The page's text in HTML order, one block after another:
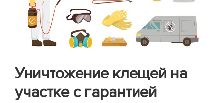
Уничтожение клещей на
участке с гарантией